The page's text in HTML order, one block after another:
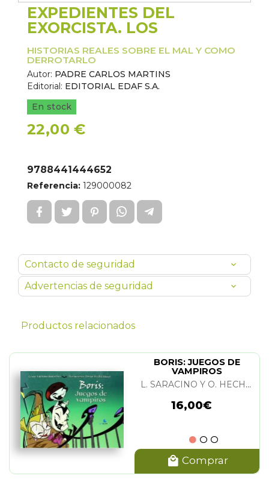
EXPEDIENTES DEL
EXORCISTA. LOS
HISTORIAS REALES SOBRE EL MAL Y COMO
DERROTARLO
Autor: PADRE CARLOS MARTINS
Editorial: EDITORIAL EDAF S.A.
En stock
22,00 €
9788441444652
Referencia: 129000082
Contacto de seguridad
Advertencias de seguridad
Productos relacionados
BORIS: JUEGOS DE
VAMPIROS
L. SARACINO Y O. HECHTENKOPF
16,00€
Comprar